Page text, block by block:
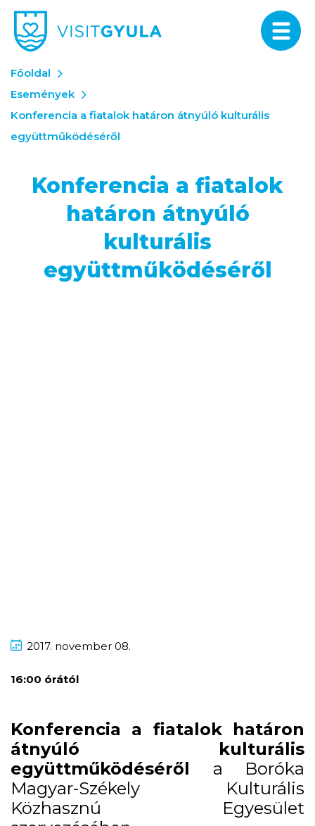
Főoldal
Események
Konferencia a fiatalok határon átnyúló kulturális
együttműködéséről
Konferencia a fiatalok
határon átnyúló
kulturális
együttműködéséről
2017. november 08.
16:00 órától
Konferencia a fiatalok határon
átnyúló kulturális
együttműködéséről a Boróka
Magyar-Székely Kulturális
Közhasznú Egyesület